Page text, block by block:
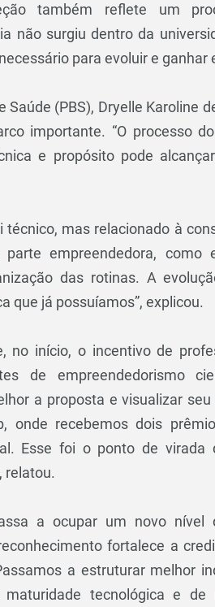
também reflete um
não surgiu dentro da
para evoluir e ganhar
(PBS), Dryelle Karoline
importante. “O processo
e propósito pode
mas relacionado à
empreendedora, como
das rotinas. A
que já possuíamos”, explicou.
no início, o incentivo de
de empreendedorismo
a proposta e visualizar seu
onde recebemos dois
Esse foi o ponto de virada
relatou.
a ocupar um novo nível
fortalece a
a estruturar melhor
tecnológica e de